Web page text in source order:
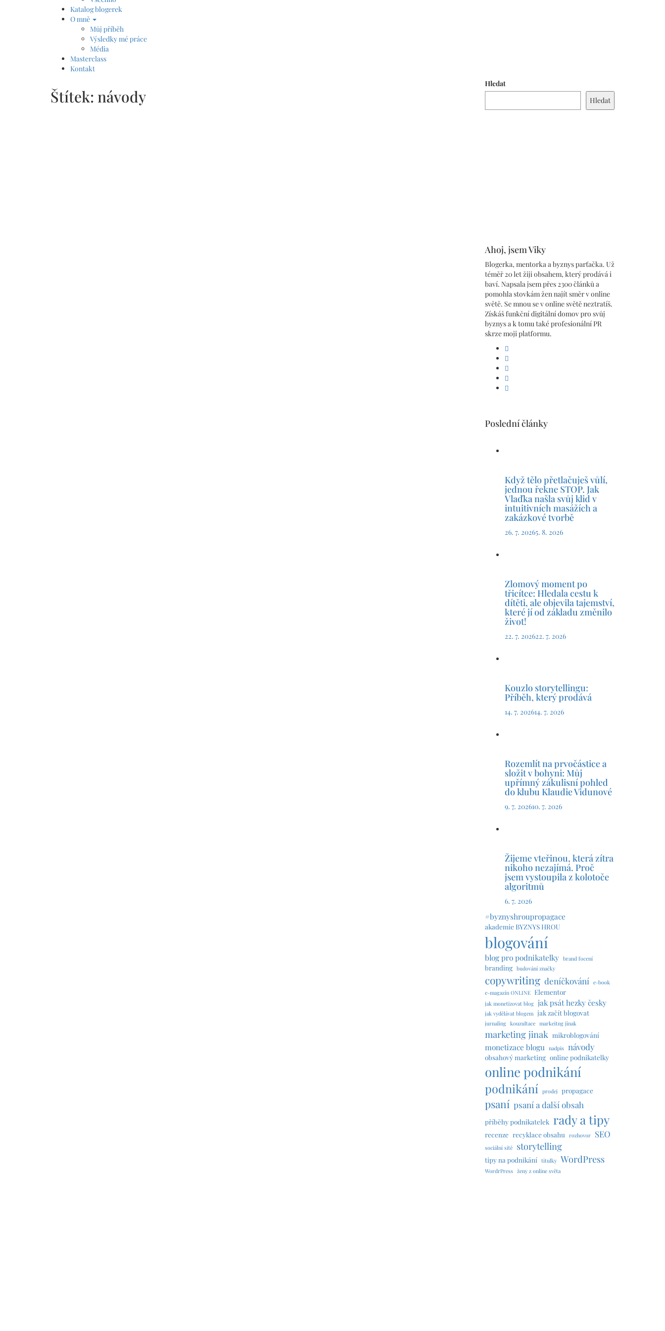
Katalog blogerek
O mně
Můj příběh
Výsledky mé práce
Média
Masterclass
Kontakt
Štítek: návody
Hledat
Hledat
Ahoj, jsem Viky
Blogerka, mentorka a byznys parťačka. Už
téměř 20 let žiji obsahem, který prodává i
baví. Napsala jsem přes 2300 článků a
pomohla stovkám žen najít směr v online
světě. Se mnou se v online světě neztratíš.
Získáš funkční digitální domov pro svůj
byznys a k tomu také profesionální PR
skrze moji platformu.
facebook
linkedin
pinterest
instagram
youtube
Poslední články
Když tělo přetlačuješ vůlí,
jednou řekne STOP. Jak
Vlaďka našla svůj klid v
intuitivních masážích a
zakázkové tvorbě
26. 7. 20265. 8. 2026
Zlomový moment po
třicítce: Hledala cestu k
dítěti, ale objevila tajemství,
které jí od základu změnilo
život!
22. 7. 202622. 7. 2026
Kouzlo storytellingu:
Příběh, který prodává
14. 7. 202614. 7. 2026
Rozemlít na prvočástice a
složit v bohyni: Můj
upřímný zákulisní pohled
do klubu Klaudie Vidunové
9. 7. 202610. 7. 2026
Žijeme vteřinou, která zítra
nikoho nezajímá. Proč
jsem vystoupila z kolotoče
algoritmů
6. 7. 2026
#byznyshroupropagace
akademie BYZNYS HROU
blogování
blog pro podnikatelky brand focení
branding budování značky
copywriting deníčkování e-book
e-magazín ONLINE Elementor
jak monetizovat blog jak psát hezky česky
jak vydělávat blogem jak začít blogovat
jurnaling kouzultace markeitng jinak
marketing jinak mikroblogování
monetizace blogu nadpis návody
obsahový marketing online podnikatelky
online podnikání
podnikání prodej propagace
psaní psaní a další obsah
příběhy podnikatelek rady a tipy
recenze recyklace obsahu rozhovor SEO
sociální sítě storytelling
tipy na podnikání titulky WordPress
WordrPress ženy z online světa